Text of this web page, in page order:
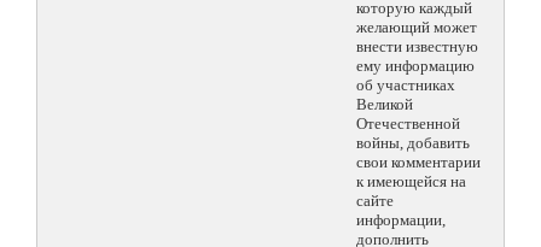
которую каждый
желающий может
внести известную
ему информацию
об участниках
Великой
Отечественной
войны, добавить
свои комментарии
к имеющейся на
сайте
информации,
дополнить